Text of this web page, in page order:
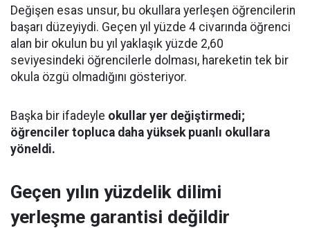
Değişen esas unsur, bu okullara yerleşen öğrencilerin
başarı düzeyiydi. Geçen yıl yüzde 4 civarında öğrenci
alan bir okulun bu yıl yaklaşık yüzde 2,60
seviyesindeki öğrencilerle dolması, hareketin tek bir
okula özgü olmadığını gösteriyor.
Başka bir ifadeyle okullar yer değiştirmedi;
öğrenciler topluca daha yüksek puanlı okullara
yöneldi.
Geçen yılın yüzdelik dilimi
yerleşme garantisi değildir